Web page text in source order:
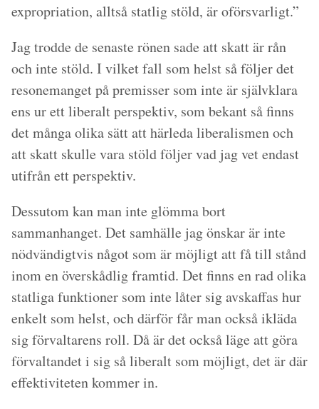
expropriation, alltså statlig stöld, är oförsvarligt.”
Jag trodde de senaste rönen sade att skatt är rån
och inte stöld. I vilket fall som helst så följer det
resonemanget på premisser som inte är självklara
ens ur ett liberalt perspektiv, som bekant så finns
det många olika sätt att härleda liberalismen och
att skatt skulle vara stöld följer vad jag vet endast
utifrån ett perspektiv.
Dessutom kan man inte glömma bort
sammanhanget. Det samhälle jag önskar är inte
nödvändigtvis något som är möjligt att få till stånd
inom en överskådlig framtid. Det finns en rad olika
statliga funktioner som inte låter sig avskaffas hur
enkelt som helst, och därför får man också ikläda
sig förvaltarens roll. Då är det också läge att göra
förvaltandet i sig så liberalt som möjligt, det är där
effektiviteten kommer in.